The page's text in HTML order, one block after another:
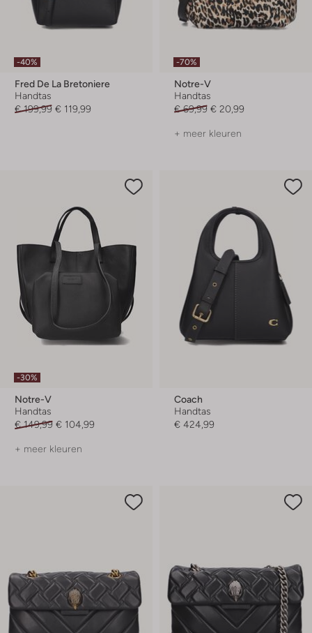
-40%
Fred De La Bretoniere
Handtas
€ 199,99 € 119,99
-70%
Notre-V
Handtas
€ 69,99 € 20,99
+ meer kleuren
-30%
Notre-V
Handtas
€ 149,99 € 104,99
+ meer kleuren
Coach
Handtas
€ 424,99